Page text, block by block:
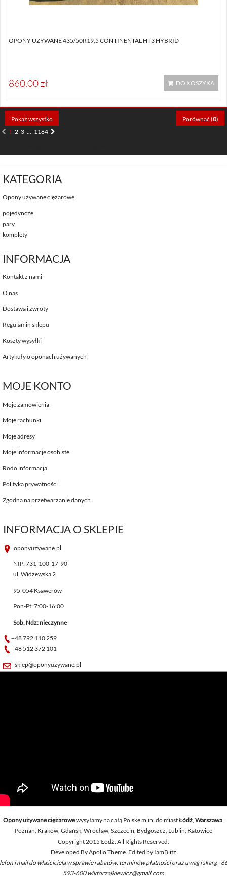
OPONY UŻYWANE 435/50R19,5 CONTINENTAL HT3 HYBRID
860,00 zł DO KOSZYKA
Pokaż wszystko
1 2 3
1184
Porównać (0)
KATEGORIA
Opony używane ciężarowe
pojedyncze
pary
komplety
INFORMACJA
Kontakt z nami
O nas
Dostawa i zwroty
Regulamin sklepu
Koszty wysyłki
Artykuły o oponach używanych
MOJE KONTO
Moje zamówienia
Moje rachunki
Moje adresy
Moje informacje osobiste
Rodo informacja
Polityka prywatności
Zgodna na przetwarzanie danych
INFORMACJA O SKLEPIE
oponyuzywane.pl
NIP: 731-100-17-90
ul. Widzewska 2
95-054 Ksawerów
Pon-Pt: 7:00-16:00
Sob, Ndz: nieczynne
+48 792 110 259
+48 512 372 101
sklep@oponyuzywane.pl
Opony używane ciężarowewysyłamy na całą Polskę m.in. do miastŁódź Warszawa
Poznań, Kraków, Gdańsk, Wrocław, Szczecin, Bydgoszcz, Lublin, Katowice
Copyright 2015 Łódź. All Rights Reserved.
Developed ByApollo Theme . Edited by IamBlitz
i mail do właściciela w sprawie rabatów, terminów płatności oraz uwag i skarg -
593-600 wiktorzajkiewicz@gmail.com